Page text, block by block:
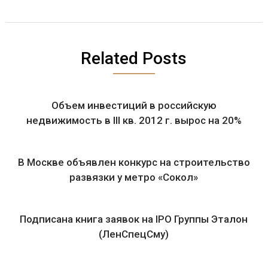
Related Posts
Объем инвестиций в российскую
недвижимость в III кв. 2012 г. вырос на 20%
В Москве объявлен конкурс на строительство
развязки у метро «Сокол»
Подписана книга заявок на IPO Группы Эталон
(ЛенСпецСму)